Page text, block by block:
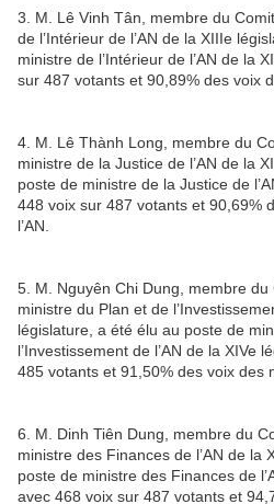
3. M. Lê Vinh Tân, membre du
de l’Intérieur de l’AN de la XIIIe
ministre de l’Intérieur de l’AN de la
sur 487 votants et 90,89% des voix
4. M. Lê Thành Long, membre du
ministre de la Justice de l’AN de la
poste de ministre de la Justice de
448 voix sur 487 votants et 90,69%
l’AN.
5. M. Nguyên Chi Dung, membre du
ministre du Plan et de
législature, a été élu au poste de
l’Investissement de l’AN de la XIVe
485 votants et 91,50% des voix des
6. M. Dinh Tiên Dung, membre du
ministre des Finances de l’AN de la
poste de ministre des Finances de
avec 468 voix sur 487 votants et